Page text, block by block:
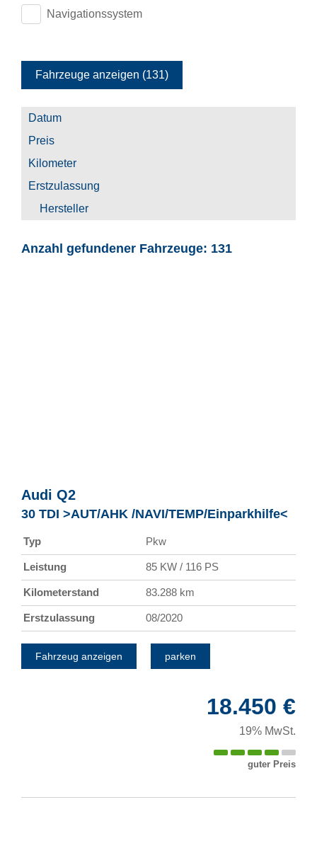
Navigationssystem
Fahrzeuge anzeigen (131)
Datum
Preis
Kilometer
Erstzulassung
Hersteller
Anzahl gefundener Fahrzeuge: 131
Audi Q2
30 TDI >AUT/AHK /NAVI/TEMP/Einparkhilfe<
Typ Pkw
Leistung 85 KW / 116 PS
Kilometerstand 83.288 km
Erstzulassung 08/2020
Fahrzeug anzeigen parken
18.450 €
19% MwSt.
guter Preis